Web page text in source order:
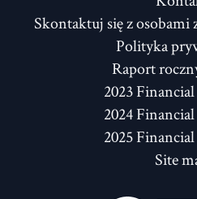
Skontaktuj się z osobami
Polityka
Raport
2023
2024
2025
Site